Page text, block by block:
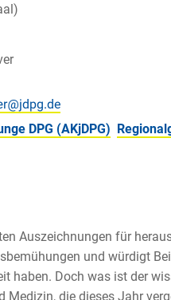
DPG (AKjDPG)
Auszeichnungen für
und würdigt
haben. Doch was ist der
Medizin, die dieses Jahr